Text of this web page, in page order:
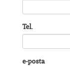
Tel.
e-posta